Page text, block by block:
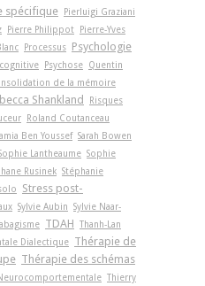
spécifique
Pierluigi Graziani
Pierre Philippot
Pierre-Yves
Processus Psychologie
Psychose Quentin
de la mémoire
Shankland
Risques
Roland Coutanceau
Ben Youssef Sarah Bowen
Lantheaume Sophie
Rusinek Stéphanie
Stress post-
Sylvie Aubin Sylvie Naar-
TDAH Thanh-Lan
Dialectique Thérapie de
Thérapie des schémas
Thierry